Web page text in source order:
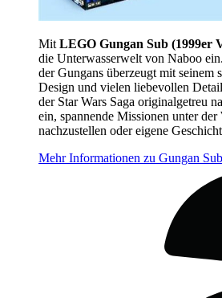
Mit LEGO Gungan Sub (1999er
die Unterwasserwelt von Naboo
der Gungans überzeugt mit seinem
Design und vielen liebevollen
der Star Wars Saga originalgetreu
ein, spannende Missionen unter der
nachzustellen oder eigene
Mehr Informationen zu Gungan